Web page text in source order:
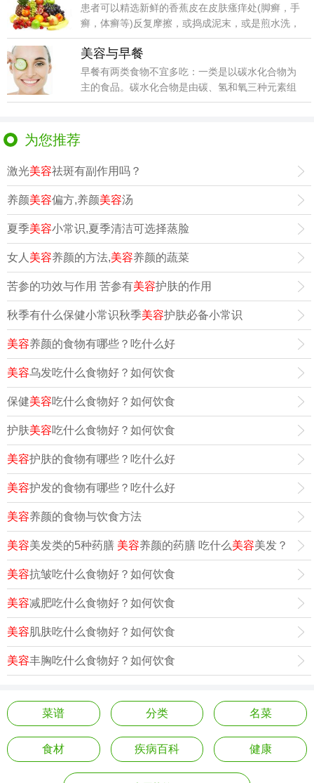
患者可以精选新鲜的香蕉皮在皮肤瘙痒处(脚癣，手
癣，体癣等)反复摩擦，或捣成泥末，或是煎水洗，
连用数日
美容与早餐
早餐有两类食物不宜多吃：一类是以碳水化合物为
主的食品。碳水化合物是由碳、氢和氧三种元素组
成，由于它所
为您推荐
激光美容祛斑有副作用吗？
养颜美容偏方,养颜美容汤
夏季美容小常识,夏季清洁可选择蒸脸
女人 美容养颜的方法,美容养颜的蔬菜
苦参的功效与作用 苦参有美容护肤的作用
秋季有什么保健小常识秋季美容护肤必备小常识
美容养颜的食物有哪些？吃什么好
美容乌发吃什么食物好？如何饮食
保健美容吃什么食物好？如何饮食
护肤美容吃什么食物好？如何饮食
美容护肤的食物有哪些？吃什么好
美容护发的食物有哪些？吃什么好
美容养颜的食物与饮食方法
美容美发类的5种药膳 美容养颜的药膳 吃什么美容美发？
美容抗皱吃什么食物好？如何饮食
美容减肥吃什么食物好？如何饮食
美容 肌肤吃什么食物好？如何饮食
美容丰胸吃什么食物好？如何饮食
菜谱 分类 名菜
食材 疾病百科 健康